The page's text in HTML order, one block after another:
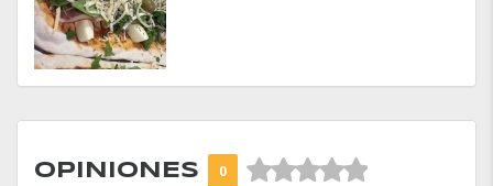
OPINIONES 0 

